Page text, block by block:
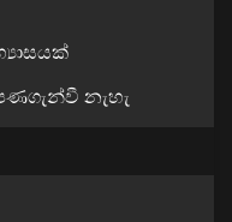
නැහැ